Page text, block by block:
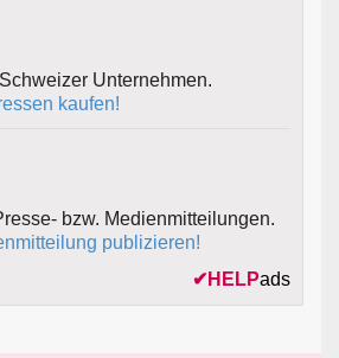
Unternehmen.
kaufen!
bzw. Medienmitteilungen.
publizieren!
✔ HELPads